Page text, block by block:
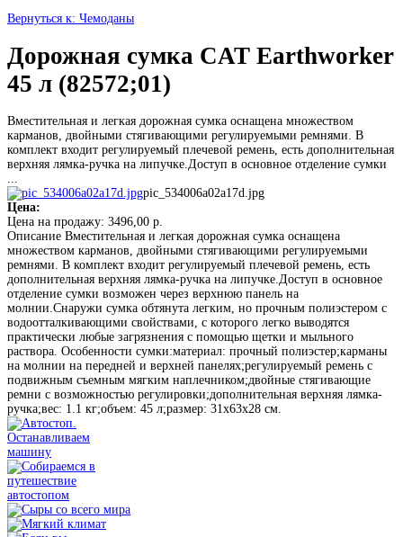
Вернуться к: Чемоданы
Дорожная сумка CAT Earthworker
45 л (82572;01)
Вместительная и легкая дорожная сумка оснащена множеством
карманов, двойными стягивающими регулируемыми ремнями. В
комплект входит регулируемый плечевой ремень, есть дополнительная
верхняя лямка-ручка на липучке.Доступ в основное отделение сумки
...
pic_534006a02a17d.jpg
Цена:
Цена на продажу: 3496,00 р.
Описание Вместительная и легкая дорожная сумка оснащена
множеством карманов, двойными стягивающими регулируемыми
ремнями. В комплект входит регулируемый плечевой ремень, есть
дополнительная верхняя лямка-ручка на липучке.Доступ в основное
отделение сумки возможен через верхнюю панель на
молнии.Снаружи сумка обтянута легким, но прочным полиэстером с
водоотталкивающими свойствами, с которого легко выводятся
практически любые загрязнения с помощью щетки и мыльного
раствора. Особенности сумки:материал: прочный полиэстер;карманы
на молнии на передней и верхней панелях;регулируемый ремень с
подвижным съемным мягким наплечником;двойные стягивающие
ремни с возможностью регулировки;дополнительная верхняя лямка-
ручка;вес: 1.1 кг;объем: 45 л;размер: 31х63х28 см.